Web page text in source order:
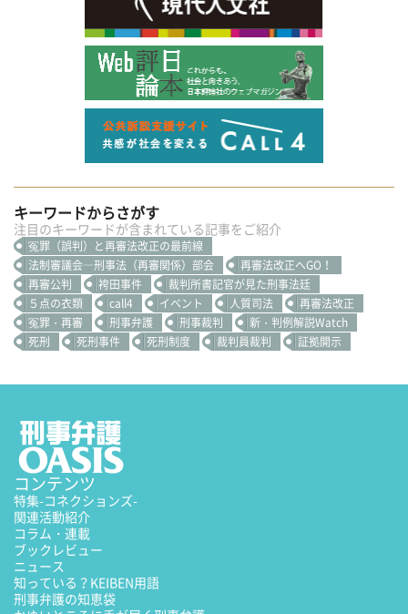
キーワードからさがす
注目のキーワードが含まれている記事をご紹介
冤罪（誤判）と再審法改正の最前線
法制審議会―刑事法（再審関係）部会
再審法改正へGO！
再審公判
袴田事件
裁判所書記官が見た刑事法廷
５点の衣類
call4 イベント 人質司法
再審法改正
冤罪・再審
刑事弁護 刑事裁判
新・判例解説Watch
死刑
死刑事件 死刑制度 裁判員裁判 証拠開示
コンテンツ
特集-コネクションズ-
関連活動紹介
コラム・連載
ブックレビュー
ニュース
知っている？KEIBEN用語
刑事弁護の知恵袋